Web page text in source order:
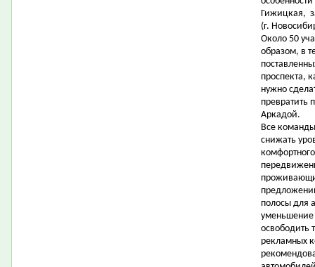
Гижицкая,
(г.
Около 50
образом, в
проспекта,
нужно
превратить
Аркадой.
Все
снижать
полосы для
уменьшение
освободить
рекламных